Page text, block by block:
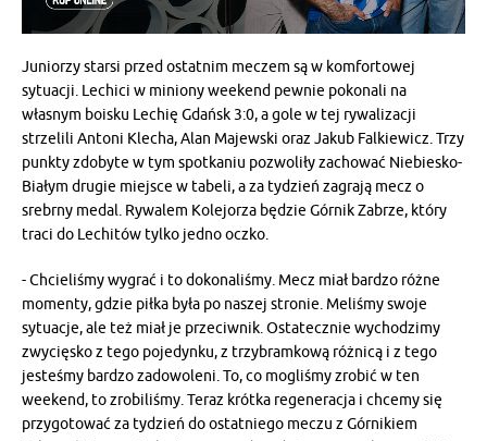
Juniorzy starsi przed ostatnim meczem są w komfortowej
sytuacji. Lechici w miniony weekend pewnie pokonali na
własnym boisku Lechię Gdańsk 3:0, a gole w tej rywalizacji
strzelili Antoni Klecha, Alan Majewski oraz Jakub Falkiewicz. Trzy
punkty zdobyte w tym spotkaniu pozwoliły zachować Niebiesko-
Białym drugie miejsce w tabeli, a za tydzień zagrają mecz o
srebrny medal. Rywalem Kolejorza będzie Górnik Zabrze, który
traci do Lechitów tylko jedno oczko.
- Chcieliśmy wygrać i to dokonaliśmy. Mecz miał bardzo różne
momenty, gdzie piłka była po naszej stronie. Meliśmy swoje
sytuacje, ale też miał je przeciwnik. Ostatecznie wychodzimy
zwycięsko z tego pojedynku, z trzybramkową różnicą i z tego
jesteśmy bardzo zadowoleni. To, co mogliśmy zrobić w ten
weekend, to zrobiliśmy. Teraz krótka regeneracja i chcemy się
przygotować za tydzień do ostatniego meczu z Górnikiem